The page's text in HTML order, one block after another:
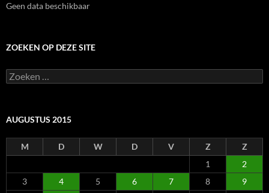
Geen data beschikbaar
ZOEKEN OP DEZE SITE
Zoeken
naar:
AUGUSTUS 2015
M D W D V Z
Z
1
2
3
4 5 6 7 8
9